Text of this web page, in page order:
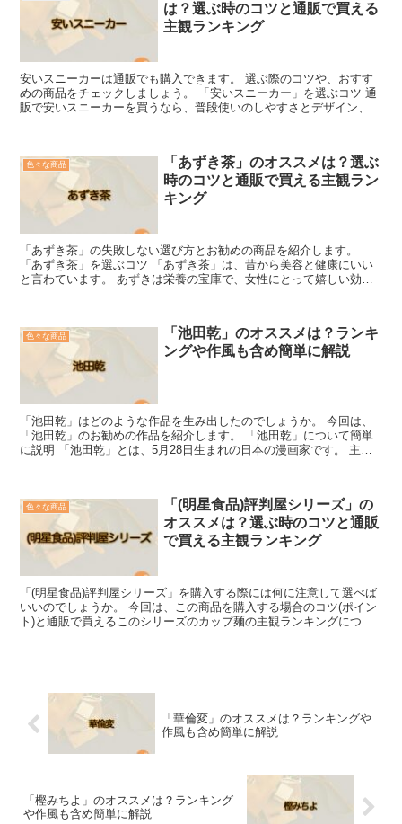
は？選ぶ時のコツと通販で買える
主観ランキング
安いスニーカーは通販でも購入できます。 選ぶ際のコツや、おすす
めの商品をチェックしましょう。 「安いスニーカー」を選ぶコツ 通
販で安いスニーカーを買うなら、普段使いのしやすさとデザイン、こ
色々な商品
「あずき茶」のオススメは？選ぶ
時のコツと通販で買える主観ラン
キング
「あずき茶」の失敗しない選び方とお勧めの商品を紹介します。
「あずき茶」を選ぶコツ 「あずき茶」は、昔から美容と健康にいい
と言わています。 あずきは栄養の宝庫で、女性にとって嬉しい効果
色々な商品
「池田乾」のオススメは？ランキ
ングや作風も含め簡単に解説
「池田乾」はどのような作品を生み出したのでしょうか。 今回は、
「池田乾」のお勧めの作品を紹介します。 「池田乾」について簡単
に説明 「池田乾」とは、5月28日生まれの日本の漫画家です。 主に
色々な商品
「(明星食品)評判屋シリーズ」の
オススメは？選ぶ時のコツと通販
で買える主観ランキング
「(明星食品)評判屋シリーズ」を購入する際には何に注意して選べば
いいのでしょうか。 今回は、この商品を購入する場合のコツ(ポイン
ト)と通販で買えるこのシリーズのカップ麺の主観ランキングについ
「華倫変」のオススメは？ランキングや
作風も含め簡単に解説
「樫みちよ」のオススメは？ランキング
や作風も含め簡単に解説